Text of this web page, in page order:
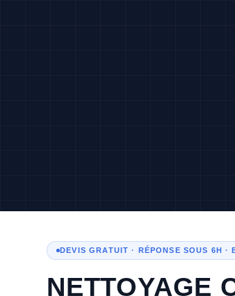
DEVIS GRATUIT · RÉPONSE SOUS 6H ·
NETTOYAGE